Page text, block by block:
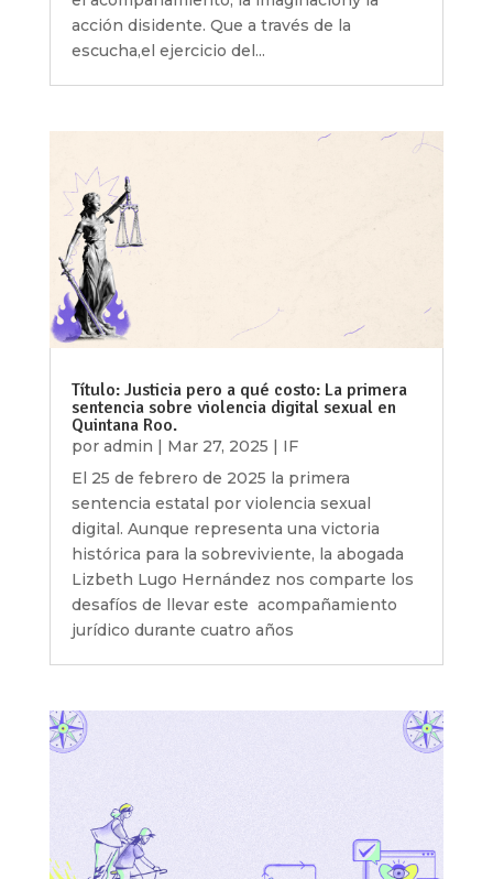
acción disidente. Que a través de la
escucha,el ejercicio del...
Título: Justicia pero a qué costo: La primera
sentencia sobre violencia digital sexual en
Quintana Roo.
por admin | Mar 27, 2025 | IF
El 25 de febrero de 2025 la primera
sentencia estatal por violencia sexual
digital. Aunque representa una victoria
histórica para la sobreviviente, la abogada
Lizbeth Lugo Hernández nos comparte los
desafíos de llevar este acompañamiento
jurídico durante cuatro años